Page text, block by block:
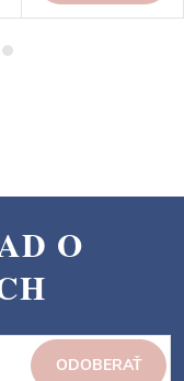
O
ODOBERAŤ